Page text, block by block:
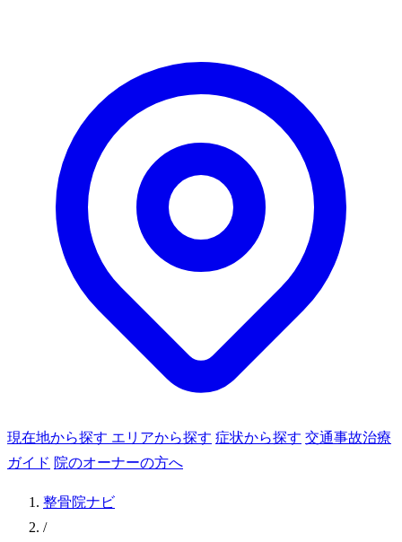
現在地から探す エリアから探す 症状から探す 交通事故治療
ガイド 院のオーナーの方へ
整骨院ナビ
/